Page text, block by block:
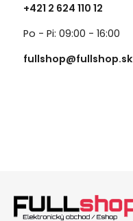
+421 2 624 110 12
Po - Pi: 09:00 - 16:00
fullshop@fullshop.sk